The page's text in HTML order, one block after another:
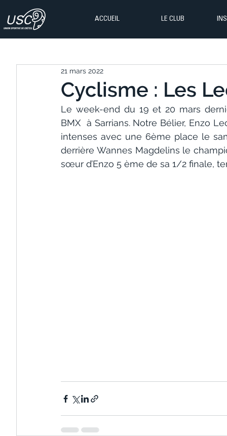
ACCUEIL LE CLUB
Cyclisme : Les
21 mars 2022
Le week-end du 19 et 20 mars
BMX  à Sarrians. Notre Bélier, Enzo
intenses avec une 6ème place le
derrière Wannes Magdelins le
sœur d’Enzo 5 ème de sa 1/2 finale,